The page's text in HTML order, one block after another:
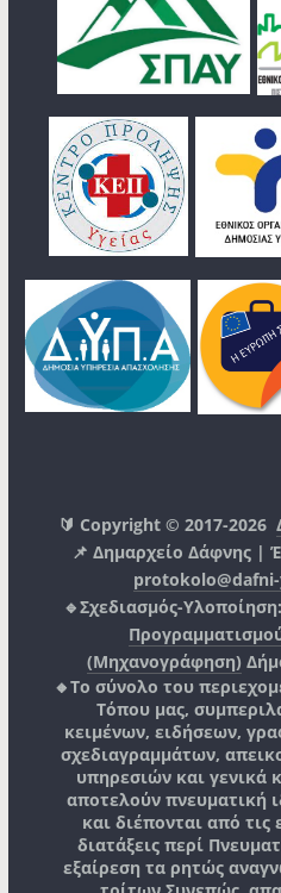
🔰 Copyright © 2017-2026
📌 Δημαρχείο Δάφνης |
🔹Σχεδιασμός-Υλοποίηση:
(Μηχανογράφηση)
🔸Το σύνολο του
Τόπου μας,
κειμένων, ειδήσεων,
σχεδιαγραμμάτων,
υπηρεσιών και γενικά
αποτελούν πνευματική
και διέπονται από τις
διατάξεις περί
εξαίρεση τα ρητώς